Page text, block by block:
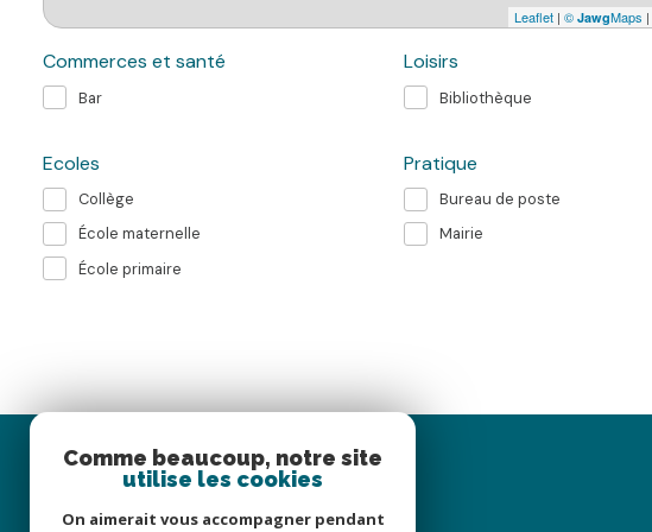
Leaflet | © JawgMaps |
Commerces et santé
Bar
Loisirs
Bibliothèque
Ecoles
Collège
École maternelle
École primaire
Pratique
Bureau de poste
Mairie
Comme beaucoup, notre site
utilise les cookies
On aimerait vous accompagner pendant